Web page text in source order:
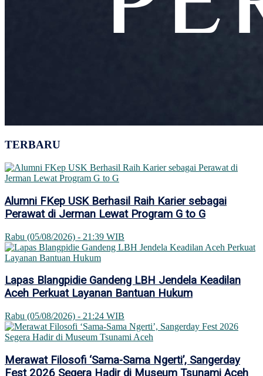
TERBARU
Alumni FKep USK Berhasil Raih Karier sebagai
Perawat di Jerman Lewat Program G to G
Rabu (05/08/2026) - 21:39 WIB
Lapas Blangpidie Gandeng LBH Jendela Keadilan
Aceh Perkuat Layanan Bantuan Hukum
Rabu (05/08/2026) - 21:24 WIB
Merawat Filosofi ‘Sama-Sama Ngerti’, Sangerday
Fest 2026 Segera Hadir di Museum Tsunami Aceh